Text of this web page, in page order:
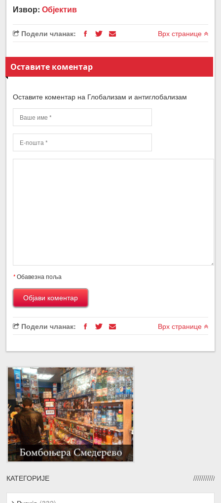
Извор:Објектив
Подели чланак: Врх странице
Оставите коментар
Оставите коментар на Глобализам и антиглобализам
*Обавезна поља
Подели чланак: Врх странице
КАТЕГОРИЈЕ